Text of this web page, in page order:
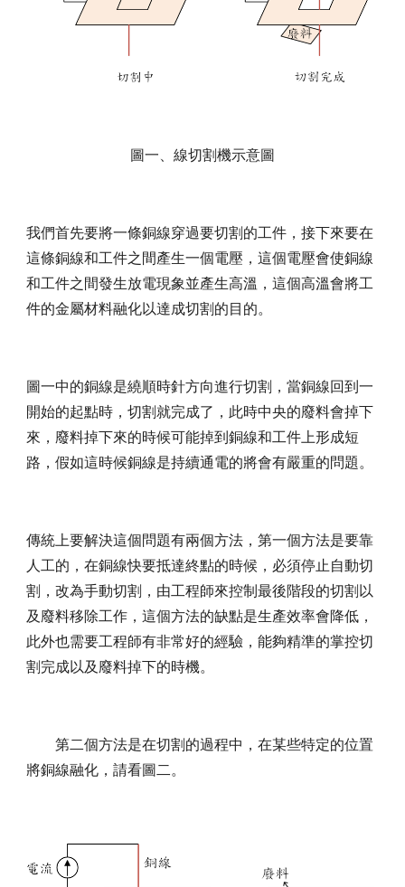
圖一、線切割機示意圖
我們首先要將一條銅線穿過要切割的工件，接下來要在
這條銅線和工件之間產生一個電壓，這個電壓會使銅線
和工件之間發生放電現象並產生高溫，這個高溫會將工
件的金屬材料融化以達成切割的目的。
圖一中的銅線是繞順時針方向進行切割，當銅線回到一
開始的起點時，切割就完成了，此時中央的廢料會掉下
來，廢料掉下來的時候可能掉到銅線和工件上形成短
路，假如這時候銅線是持續通電的將會有嚴重的問題。
傳統上要解決這個問題有兩個方法，第一個方法是要靠
人工的，在銅線快要抵達終點的時候，必須停止自動切
割，改為手動切割，由工程師來控制最後階段的切割以
及廢料移除工作，這個方法的缺點是生產效率會降低，
此外也需要工程師有非常好的經驗，能夠精準的掌控切
割完成以及廢料掉下的時機。
第二個方法是在切割的過程中，在某些特定的位置
將銅線融化，請看圖二。